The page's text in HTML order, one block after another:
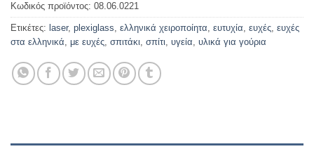
Κωδικός προϊόντος: 08.06.0221
Ετικέτες: laser, plexiglass, ελληνικά χειροποίητα, ευτυχία, ευχές, ευχές
στα ελληνικά, με ευχές, σπιτάκι, σπίτι, υγεία, υλικά για γούρια